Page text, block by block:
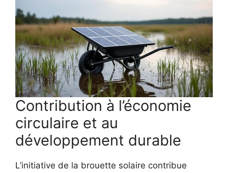
Contribution à l’économie
circulaire et au
développement durable
L’initiative de la brouette solaire contribue